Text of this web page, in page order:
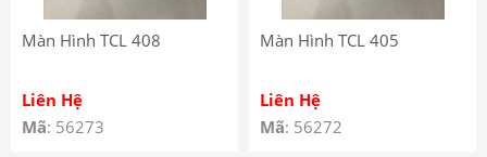
Màn Hình TCL 408
Liên Hệ
Mã: 56273
Màn Hình TCL 405
Liên Hệ
Mã: 56272